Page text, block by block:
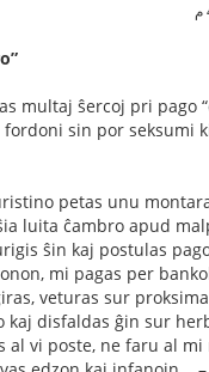
multaj ŝercoj pri pago
sin por seksumi
petas unu
luita ĉambro apud
ŝin kaj postulas
mi pagas per
veturas sur
kaj disfaldas ĝin sur
al vi poste, ne faru al